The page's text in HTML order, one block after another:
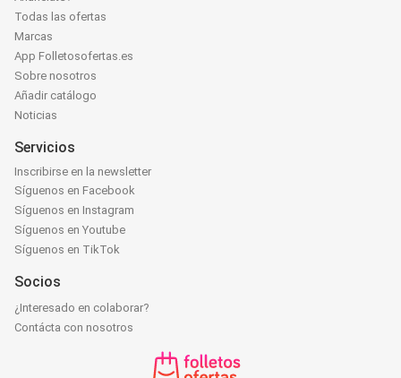
Todas las ofertas
Marcas
App Folletosofertas.es
Sobre nosotros
Añadir catálogo
Noticias
Servicios
Inscribirse en la newsletter
Síguenos en Facebook
Síguenos en Instagram
Síguenos en Youtube
Síguenos en TikTok
Socios
¿Interesado en colaborar?
Contácta con nosotros